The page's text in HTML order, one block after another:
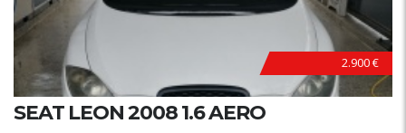
2.900 €
SEAT LEON 2008 1.6 AERO